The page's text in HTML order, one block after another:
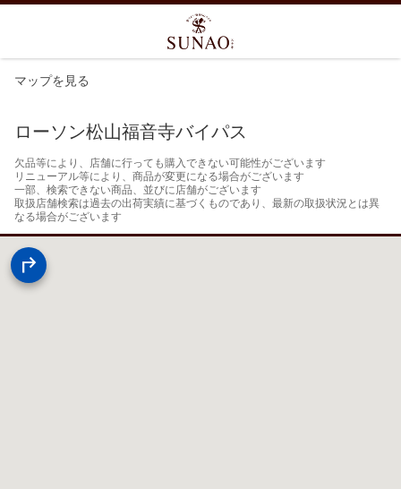
マップを見る
ローソン松山福音寺バイパス
欠品等により、店舗に行っても購入できない可能性がございます
リニューアル等により、商品が変更になる場合がございます
一部、検索できない商品、並びに店舗がございます
取扱店舗検索は過去の出荷実績に基づくものであり、最新の取扱状況とは異
なる場合がございます